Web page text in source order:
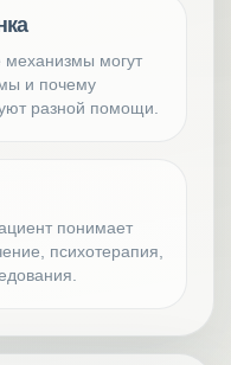
механизмы могут
и почему
разной помощи.
понимает
психотерапия,